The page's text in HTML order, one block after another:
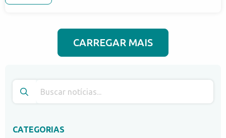
CARREGAR MAIS
CATEGORIAS